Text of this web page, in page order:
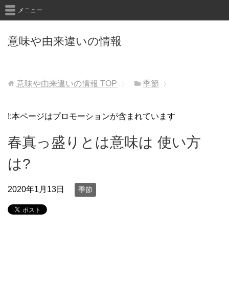
意味や由来違いの情報
メニュー
意味や由来違いの情報 TOP 季節
!:本ページはプロモーションが含まれています
春真っ盛りとは意味は 使い方
は?
2020年1月13日 季節